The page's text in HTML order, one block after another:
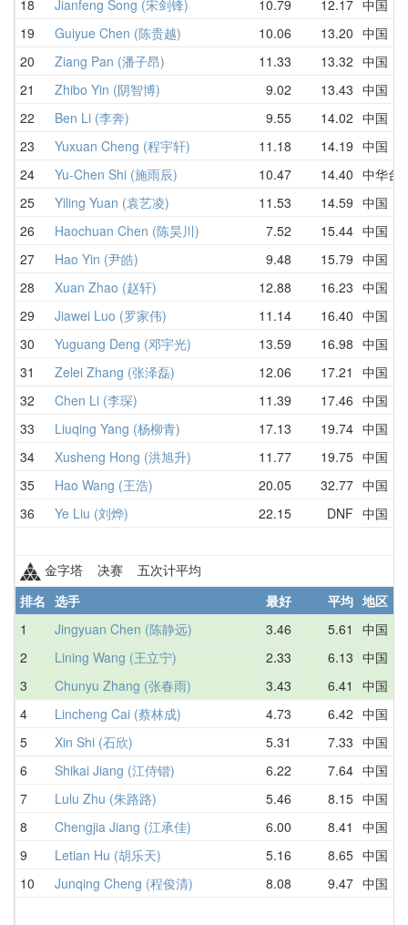
18
Jianfeng Song (宋剑锋) 10.79 12.17 中国
19
Guiyue Chen (陈贵越) 10.06 13.20 中国
20
Ziang Pan (潘子昂) 11.33 13.32 中国
21
Zhibo Yin (阴智博) 9.02 13.43 中国
22
Ben Li (李奔) 9.55 14.02 中国
23
Yuxuan Cheng (程宇轩) 11.18 14.19 中国
24
Yu-Chen Shi (施雨辰) 10.47 14.40 中华台
25
Yiling Yuan (袁艺凌) 11.53 14.59 中国
26
Haochuan Chen (陈昊川) 7.52 15.44 中国
27
Hao Yin (尹皓) 9.48 15.79 中国
28
Xuan Zhao (赵轩) 12.88 16.23 中国
29
Jiawei Luo (罗家伟) 11.14 16.40 中国
30
Yuguang Deng (邓宇光) 13.59 16.98 中国
31
Zelei Zhang (张泽磊) 12.06 17.21
中国
32
Chen Li (李琛) 11.39 17.46 中国
33
Liuqing Yang (杨柳青) 17.13 19.74 中国
34
Xusheng Hong (洪旭升) 11.77 19.75 中国
35
Hao Wang (王浩) 20.05 32.77 中国
36
Ye Liu (刘烨) 22.15 DNF 中国
金字塔 决赛 五次计平均
排名 选手 最好 平均 地区
1
Jingyuan Chen (陈静远) 3.46 5.61
中国
2
Lining Wang (王立宁) 2.33 6.13 中国
3
Chunyu Zhang (张春雨) 3.43 6.41
中国
4
Lincheng Cai (蔡林成) 4.73 6.42 中国
5
Xin Shi (石欣) 5.31 7.33 中国
6
Shikai Jiang (江侍锴) 6.22 7.64 中国
7
Lulu Zhu (朱路路) 5.46 8.15 中国
8
Chengjia Jiang (江承佳) 6.00 8.41
中国
9
Letian Hu (胡乐天) 5.16 8.65 中国
10
Junqing Cheng (程俊清) 8.08 9.47 中国